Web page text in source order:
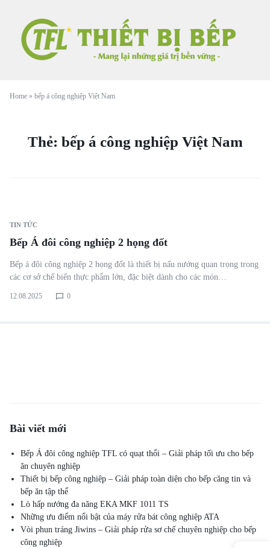
Home » bếp á công nghiệp Việt Nam
Thẻ: bếp á công nghiệp Việt Nam
TIN TỨC
Bếp Á đôi công nghiệp 2 họng đốt
Bếp á đôi công nghiệp 2 họng đốt là thiết bị nấu nướng quan trọng trong
các cơ sở chế biến thực phẩm lớn, đặc biệt dành cho các món…
12.08.2025 0
Bài viết mới
Bếp Á đôi công nghiệp TFL có quạt thổi – Giải pháp tối ưu cho bếp
ăn chuyên nghiệp
Thiết bị bếp công nghiệp – Giải pháp toàn diện cho bếp căng tin và
bếp ăn tập thể
Lò hấp nướng đa năng EKA MKF 1011 TS
Những ưu điểm nổi bật của máy rửa bát công nghiệp ATA
Vòi phun tráng Jiwins – Giải pháp rửa sơ chế chuyên nghiệp cho bếp
công nghiệp